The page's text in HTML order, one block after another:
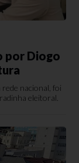
por Diogo
nacional, foi
eleitoral.